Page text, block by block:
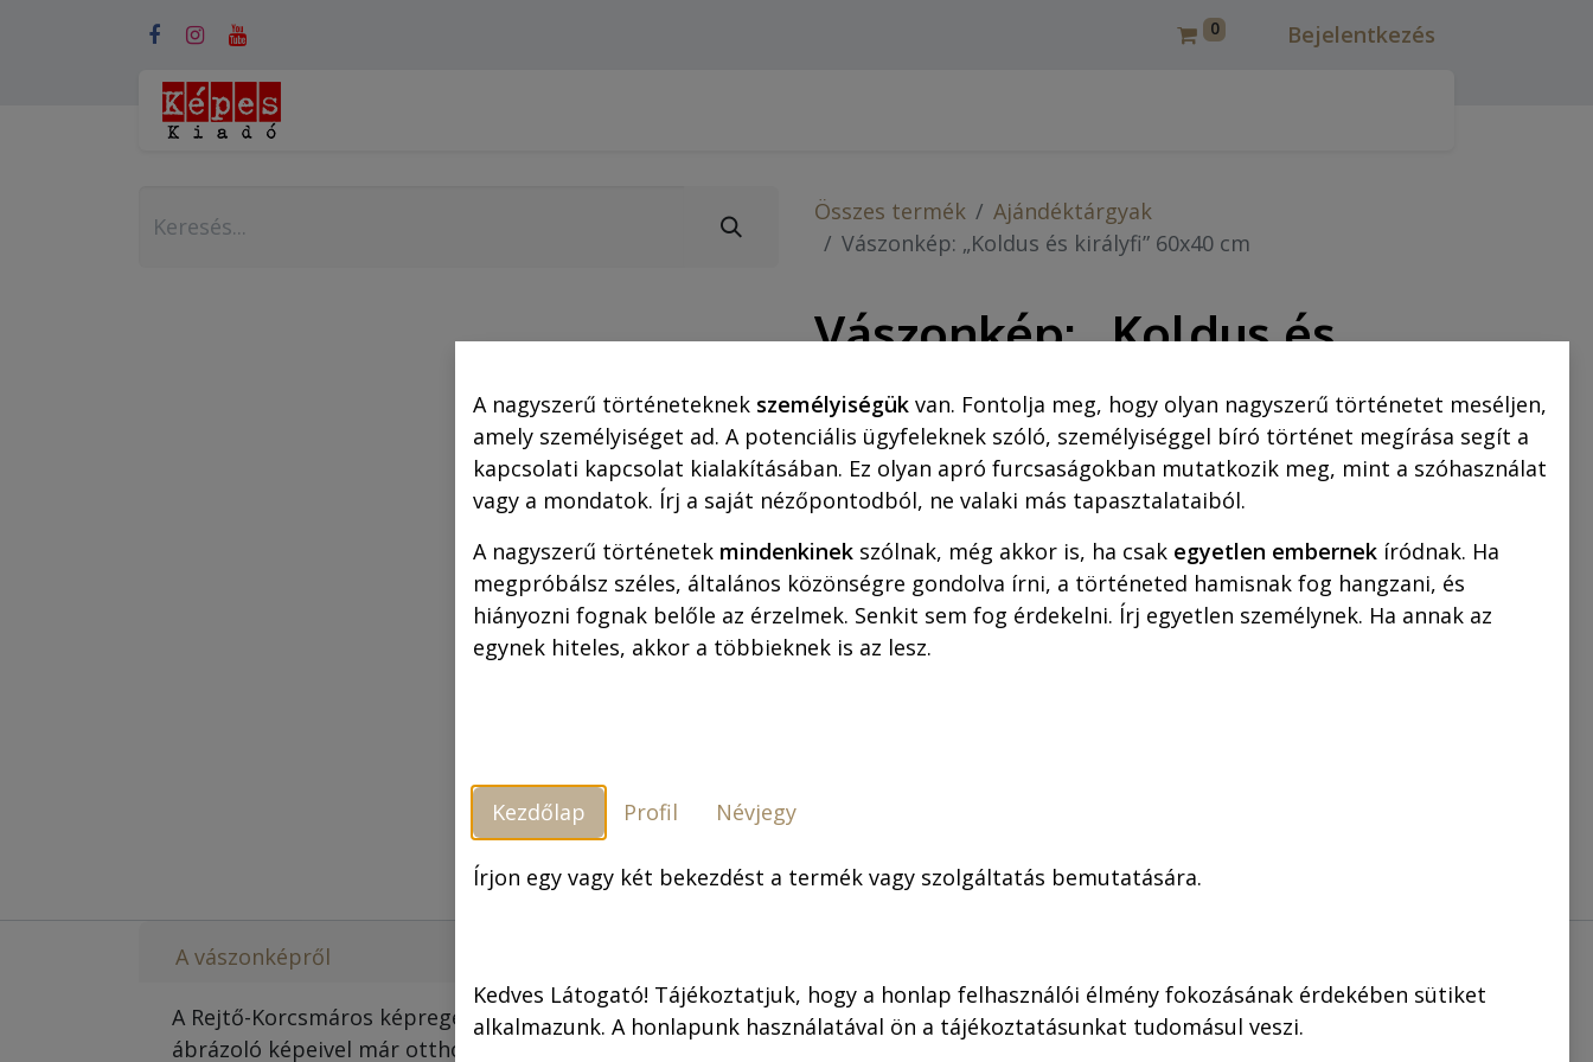
0 Bejelentkezés
Összes termék
Ajándéktárgyak
Vászonkép: „Koldus és királyfi” 60x40 cm
Vászonkép: „Koldus és
királyfi” 60x40 cm
Vászonkép-megrendelést csak előzetes kifizetés esetén
(bankkártya) fogadjuk.
ÁTFUTÁSI IDŐ: AKÁR 10 MUNKANAP!
22.500,00Ft 25.000,00Ft
A vászonképről
A Rejtő-Korcsmáros képregények ikonikus jeleneteit
ábrázoló képeivel már otthonunkat is díszíthetjük, hogy
A nagyszerű történeteknek személyiségük van. Fontolja meg, hogy olyan nagyszerű történetet meséljen,
amely személyiséget ad. A potenciális ügyfeleknek szóló, személyiséggel bíró történet megírása segít a
kapcsolati kapcsolat kialakításában. Ez olyan apró furcsaságokban mutatkozik meg, mint a szóhasználat
vagy a mondatok. Írj a saját nézőpontodból, ne valaki más tapasztalataiból.
A nagyszerű történetek mindenkinek szólnak, még akkor is, ha csak egyetlen embernek íródnak. Ha
megpróbálsz széles, általános közönségre gondolva írni, a történeted hamisnak fog hangzani, és
hiányozni fognak belőle az érzelmek. Senkit sem fog érdekelni. Írj egyetlen személynek. Ha annak az
egynek hiteles, akkor a többieknek is az lesz.
Kezdőlap Profil Névjegy
Írjon egy vagy két bekezdést a termék vagy szolgáltatás bemutatására.
Kedves Látogató! Tájékoztatjuk, hogy a honlap felhasználói élmény fokozásának érdekében sütiket
alkalmazunk. A honlapunk használatával ön a tájékoztatásunkat tudomásul veszi.